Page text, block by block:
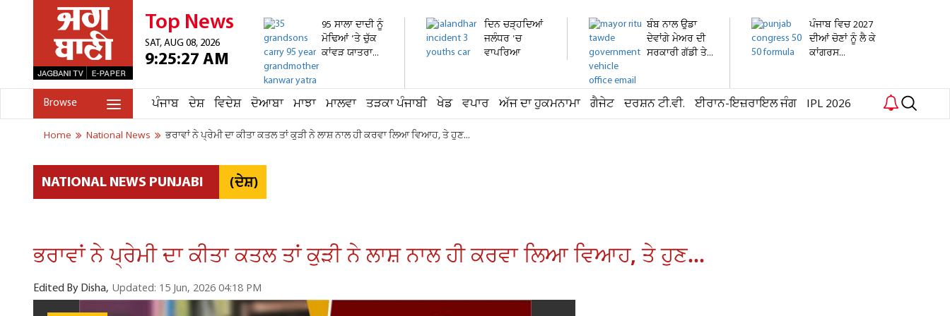
Top News
SAT, AUG 08, 2026
9:25:27 AM
95 ਸਾਲਾ ਦਾਦੀ ਨੂੰ
ਮੋਢਿਆਂ ’ਤੇ ਚੁੱਕ
ਕਾਂਵੜ ਯਾਤਰਾ...
ਦਿਨ ਚੜ੍ਹਦਿਆਂ
ਜਲੰਧਰ 'ਚ
ਵਾਪਰਿਆ
ਬੰਬ ਨਾਲ ਉਡਾ
ਦੇਵਾਂਗੇ ਮੇਅਰ ਦੀ
ਸਰਕਾਰੀ ਗੱਡੀ ਤੇ...
ਪੰਜਾਬ ਵਿਚ 2027
ਦੀਆਂ ਚੋਣਾਂ ਨੂੰ ਲੈ ਕੇ
ਕਾਂਗਰਸ...
Browse ਪੰਜਾਬ ਦੇਸ਼ ਵਿਦੇਸ਼ ਦੋਆਬਾ ਮਾਝਾ ਮਾਲਵਾ ਤੜਕਾ ਪੰਜਾਬੀ ਖੇਡ ਵਪਾਰ ਅੱਜ ਦਾ ਹੁਕਮਨਾਮਾ ਗੈਜੇਟ ਦਰਸ਼ਨ ਟੀ.ਵੀ. ਈਰਾਨ-ਇਜ਼ਰਾਇਲ ਜੰਗ IPL 2026
Home National News ਭਰਾਵਾਂ ਨੇ ਪ੍ਰੇਮੀ ਦਾ ਕੀਤਾ ਕਤਲ ਤਾਂ ਕੁੜੀ ਨੇ ਲਾਸ਼ ਨਾਲ ਹੀ ਕਰਵਾ ਲਿਆ ਵਿਆਹ, ਤੇ ਹੁਣ...
NATIONAL NEWS PUNJABI (ਦੇਸ਼)
ਭਰਾਵਾਂ ਨੇ ਪ੍ਰੇਮੀ ਦਾ ਕੀਤਾ ਕਤਲ ਤਾਂ ਕੁੜੀ ਨੇ ਲਾਸ਼ ਨਾਲ ਹੀ ਕਰਵਾ ਲਿਆ ਵਿਆਹ, ਤੇ ਹੁਣ...
Edited By Disha, Updated: 15 Jun, 2026 04:18 PM